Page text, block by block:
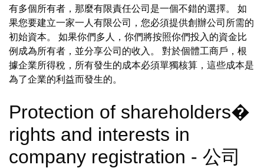
有多個所有者，那麼有限責任公司是一個不錯的選擇。 如
果您要建立一家一人有限公司，您必須提供創辦公司所需的
初始資本。 如果你們多人，你們將按照你們投入的資金比
例成為所有者，並分享公司的收入。 對於個體工商戶，根
據企業所得稅，所有發生的成本必須單獨核算，這些成本是
為了企業的利益而發生的。
Protection of shareholders�
rights and interests in
company registration - 公司